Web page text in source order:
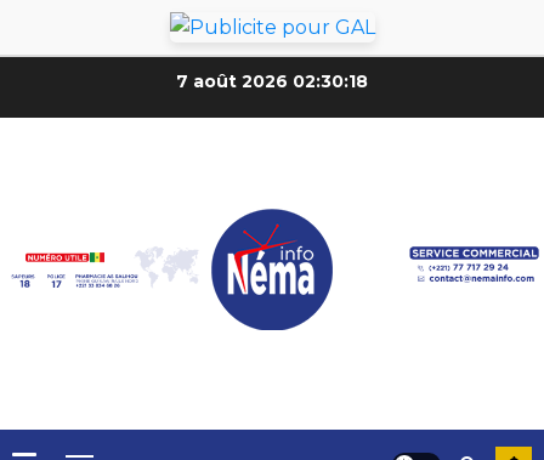
7 août 2026 02:30:20